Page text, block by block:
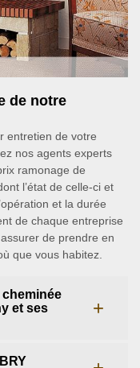
de notre
entretien de votre
nos agents experts
ramonage de
l’état de celle-ci et
et la durée
de chaque entreprise
de prendre en
que vous habitez.
cheminée
et ses